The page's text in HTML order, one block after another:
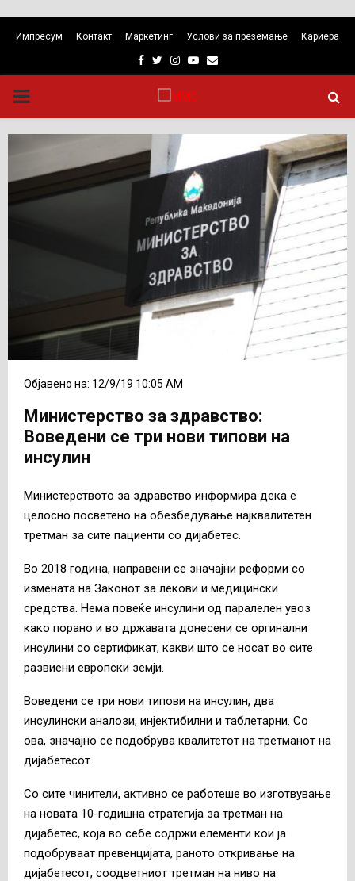
Импресум Контакт Маркетинг Услови за преземање Кариера
Facebook
TwitterInstagram
Youtube
Email
PRIMARY
MENU
Објавено на: 12/9/19 10:05 AM
Министерство за здравство:
Воведени се три нови типови на
инсулин
Министерството за здравство информира дека е
целосно посветено на обезбедување најквалитетен
третман за сите пациенти со дијабетес.
Во 2018 година, направени се значајни реформи со
измената на Законот за лекови и медицински
средства. Нема повеќе инсулини од паралелен увоз
како порано и во државата донесени се оргинални
инсулини со сертификат, какви што се носат во сите
развиени европски земји.
Воведени се три нови типови на инсулин, два
инсулински аналози, инјектибилни и таблетарни. Со
ова, значајно се подобрува квалитетот на третманот на
дијабетесот.
Со сите чинители, активно се работеше во изготвување
на новата 10-годишна стратегија за третман на
дијабетес, која во себе содржи елементи кои ја
подобруваат превенцијата, раното откривање на
дијабетесот, соодветниот третман на ниво на